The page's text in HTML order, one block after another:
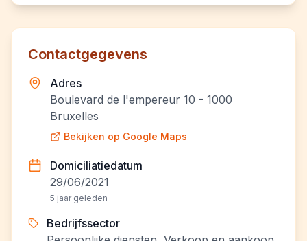
Contactgegevens
Adres
Boulevard de l'empereur 10 - 1000
Bruxelles
Bekijken op Google Maps
Domiciliatiedatum
29/06/2021
5 jaar geleden
Bedrijfssector